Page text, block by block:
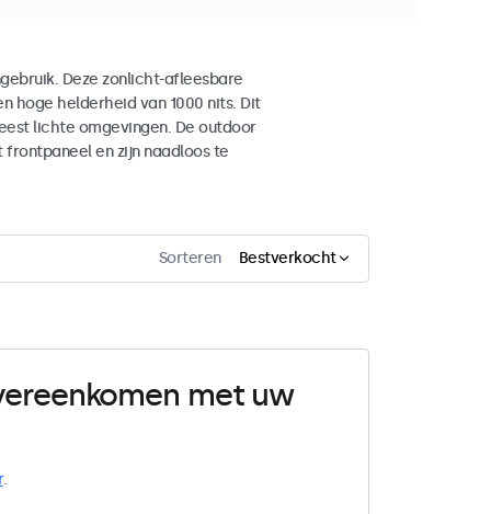
Deze zonlicht-afleesbare
hoge helderheid van 1000 nits. Dit
lichte omgevingen. De outdoor
en zijn naadloos te
Sorteren Bestverkocht
met uw
.